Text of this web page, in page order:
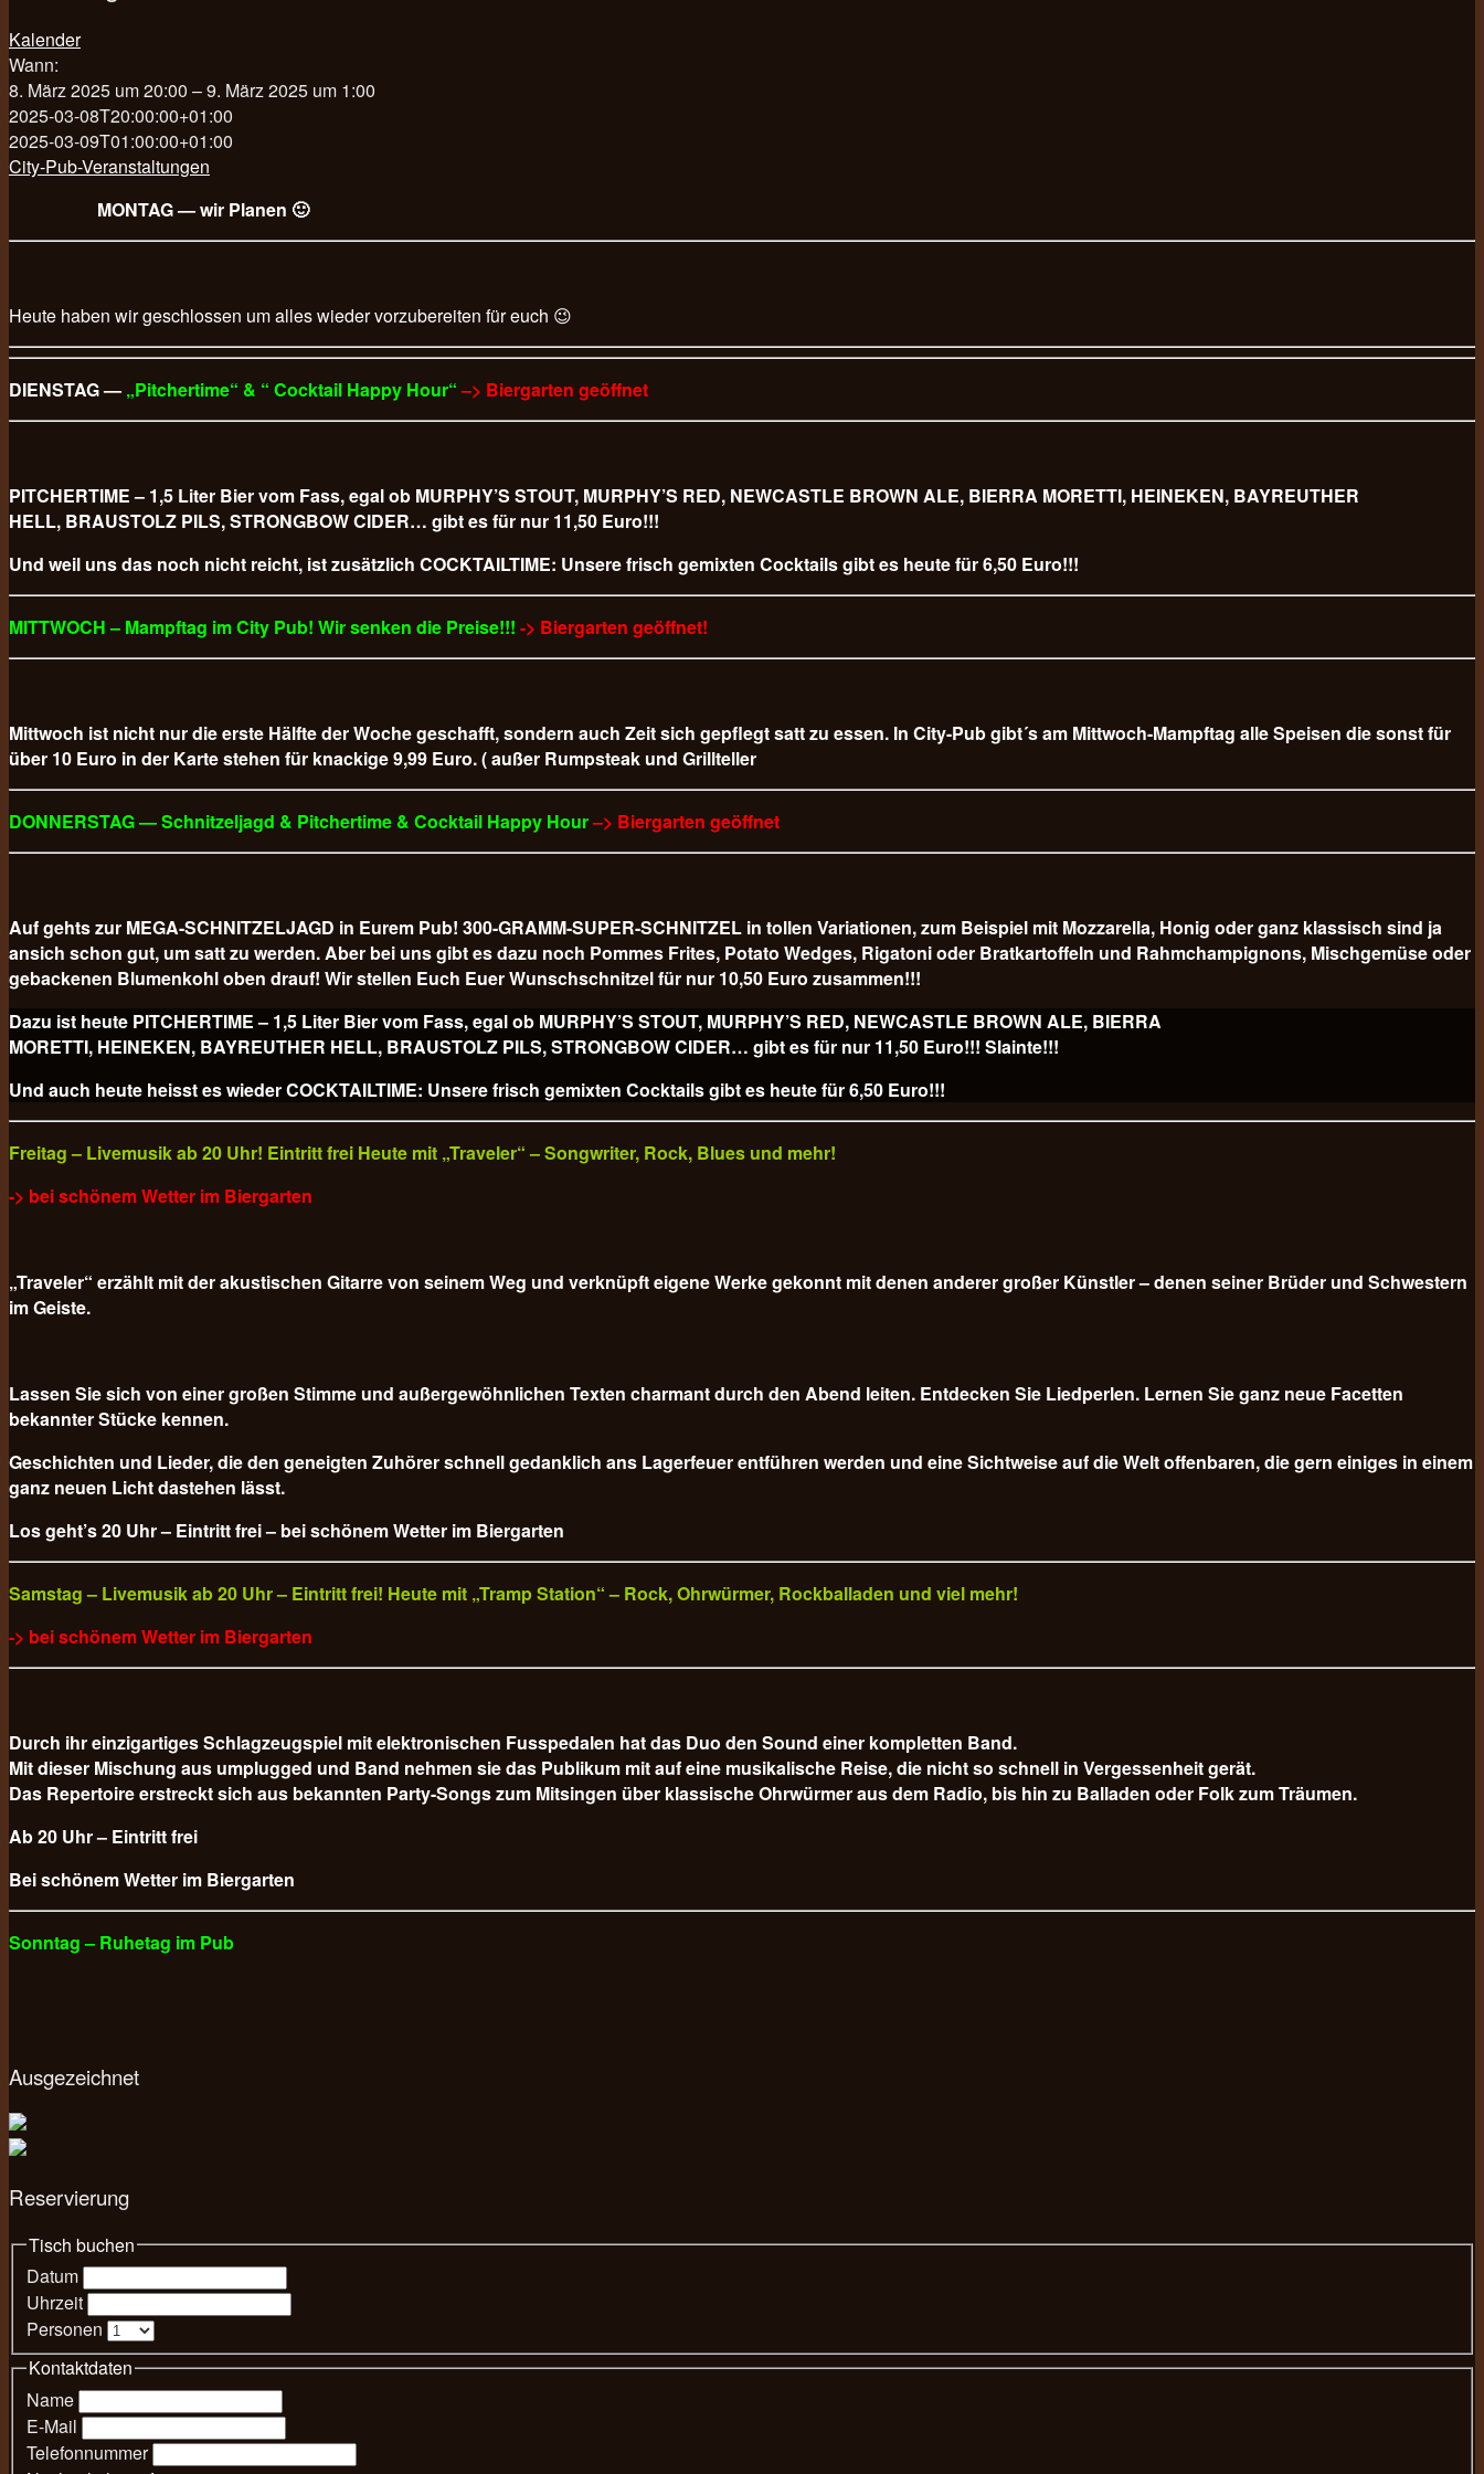
Kalender
Wann:
8. März 2025 um 20:00 – 9. März 2025 um 1:00
2025-03-08T20:00:00+01:00
2025-03-09T01:00:00+01:00
City-Pub-Veranstaltungen
MONTAG — wir Planen 🙂
Heute haben wir geschlossen um alles wieder vorzubereiten für euch 😉
DIENSTAG — „Pitchertime“ & “ Cocktail Happy Hour“–> Biergarten geöffnet
PITCHERTIME – 1,5 Liter Bier vom Fass, egal ob MURPHY’S STOUT, MURPHY’S RED, NEWCASTLE BROWN ALE, BIERRA MORETTI, HEINEKEN, BAYREUTHER
HELL, BRAUSTOLZ PILS, STRONGBOW CIDER… gibt es für nur 11,50 Euro!!!
Und weil uns das noch nicht reicht, ist zusätzlich COCKTAILTIME: Unsere frisch gemixten Cocktails gibt es heute für 6,50 Euro!!!
MITTWOCH – Mampftag im City Pub! Wir senken die Preise!!! -> Biergarten geöffnet!
Mittwoch ist nicht nur die erste Hälfte der Woche geschafft, sondern auch Zeit sich gepflegt satt zu essen. In City-Pub gibt´s am Mittwoch-Mampftag alle Speisen die sonst für
über 10 Euro in der Karte stehen für knackige 9,99 Euro. ( außer Rumpsteak und Grillteller
DONNERSTAG — Schnitzeljagd & Pitchertime & Cocktail Happy Hour–> Biergarten geöffnet
Auf gehts zur MEGA-SCHNITZELJAGD in Eurem Pub! 300-GRAMM-SUPER-SCHNITZEL in tollen Variationen, zum Beispiel mit Mozzarella, Honig oder ganz klassisch sind ja
ansich schon gut, um satt zu werden. Aber bei uns gibt es dazu noch Pommes Frites, Potato Wedges, Rigatoni oder Bratkartoffeln und Rahmchampignons, Mischgemüse oder
gebackenen Blumenkohl oben drauf! Wir stellen Euch Euer Wunschschnitzel für nur 10,50 Euro zusammen!!!
Dazu ist heute PITCHERTIME – 1,5 Liter Bier vom Fass, egal ob MURPHY’S STOUT, MURPHY’S RED, NEWCASTLE BROWN ALE, BIERRA
MORETTI, HEINEKEN, BAYREUTHER HELL, BRAUSTOLZ PILS, STRONGBOW CIDER… gibt es für nur 11,50 Euro!!! Slainte!!!
Und auch heute heisst es wieder COCKTAILTIME: Unsere frisch gemixten Cocktails gibt es heute für6,50 Euro!!!
Freitag – Livemusik ab 20 Uhr! Eintritt frei Heute mit „Traveler“ – Songwriter, Rock, Blues und mehr!
-> bei schönem Wetter im Biergarten
„Traveler“ erzählt mit der akustischen Gitarre von seinem Weg und verknüpft eigene Werke gekonnt mit denen anderer großer Künstler – denen seiner Brüder und Schwestern
im Geiste.
Lassen Sie sich von einer großen Stimme und außergewöhnlichen Texten charmant durch den Abend leiten. Entdecken Sie Liedperlen. Lernen Sie ganz neue Facetten
bekannter Stücke kennen.
Geschichten und Lieder, die den geneigten Zuhörer schnell gedanklich ans Lagerfeuer entführen werden und eine Sichtweise auf die Welt offenbaren, die gern einiges in einem
ganz neuen Licht dastehen lässt.
Los geht’s 20 Uhr – Eintritt frei – bei schönem Wetter im Biergarten
Samstag – Livemusik ab 20 Uhr – Eintritt frei! Heute mit „Tramp Station“ – Rock, Ohrwürmer, Rockballaden und viel mehr!
-> bei schönem Wetter im Biergarten
Durch ihr einzigartiges Schlagzeugspiel mit elektronischen Fusspedalen hat das Duo den Sound einer kompletten Band.
Mit dieser Mischung aus umplugged und Band nehmen sie das Publikum mit auf eine musikalische Reise, die nicht so schnell in Vergessenheit gerät.
Das Repertoire erstreckt sich aus bekannten Party-Songs zum Mitsingen über klassische Ohrwürmer aus dem Radio, bis hin zu Balladen oder Folk zum Träumen.
Ab 20 Uhr – Eintritt frei
Bei schönem Wetter im Biergarten
Sonntag – Ruhetag im Pub
Ausgezeichnet
Reservierung
Tisch buchen
Datum
Uhrzeit
Personen
Kontaktdaten
Name
E-Mail
Telefonnummer